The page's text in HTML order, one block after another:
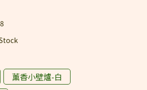
薰香小壁爐-白